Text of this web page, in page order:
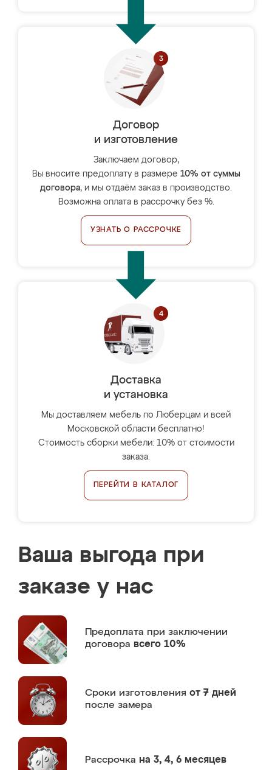
Договор
и изготовление
Заключаем договор,
Вы вносите предоплату в размере 10% от суммы
договора, и мы отдаём заказ в производство.
Возможна оплата в рассрочку без %.
УЗНАТЬ О РАССРОЧКЕ
Доставка
и установка
Мы доставляем мебель по Люберцам и всей
Московской области бесплатно!
Стоимость сборки мебели: 10% от стоимости
заказа.
ПЕРЕЙТИ В КАТАЛОГ
Ваша выгода при
заказе у нас
Предоплата при заключении
договора всего 10%
Сроки изготовления от 7 дней
после замера
Рассрочка на 3, 4, 6 месяцев